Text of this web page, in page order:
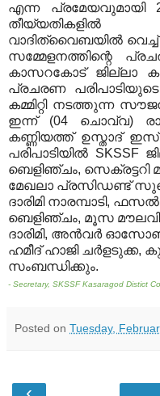
എന്ന പ്രമേയവുമായി
തീയ്യതികളില്‍
വാദിത്വൈബയില്‍
സമ്മേളനത്തിന്റെ
കാസറകോട് ജില്ലാ
പ്രചരണ
കമ്മിറ്റി നടത്തുന്ന
ഇന്ന് (04 ചൊവ്വ)
കണ്ണിയത്ത് ഉസ്താദ്
പരിപാടിയില്‍ SKSSF
ബെളിഞ്ചം,
മേഖലാ പ്രസിഡണ്ട്
ദാരിമി നാരമ്പാടി, ഫസല്‍
ബെളിഞ്ചം, മൂസ മൗലവി
ദാരിമി, അന്‍വര്‍
ഹമീദ് ഹാജി ചര്‍ളടുക്ക,
സംബന്ധിക്കും.
- Secretary, SKSSF Kasaragod Distict
Posted on Tuesday,